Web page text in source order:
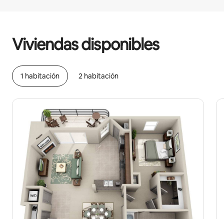
Viviendas disponibles
1 habitación 2 habitación